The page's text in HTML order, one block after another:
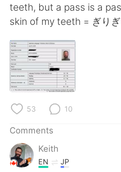
简体中文 繁體中
Español
Français
日本語
Русский
Indonesia
Türkçe
teeth, but a pass is a
skin of my teeth = ぎり
53 10
Comments
Keith
EN JP